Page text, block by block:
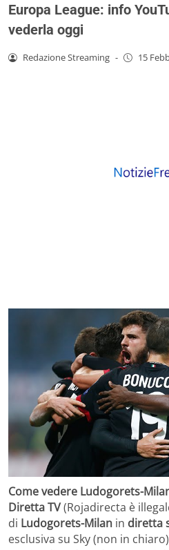
Europa League: info
vederla oggi
Redazione Streaming - 15
Come vedere Ludogorets-
Diretta TV(Rojadirecta è
di Ludogorets-Milan in diretta
esclusiva su Sky (non in